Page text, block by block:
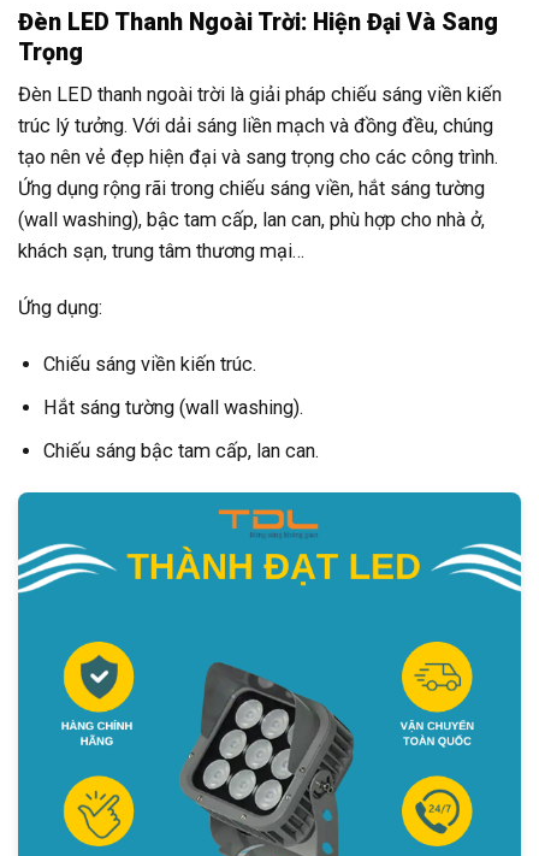
Đèn LED Thanh Ngoài Trời: Hiện Đại Và Sang
Trọng
Đèn LED thanh ngoài trời là giải pháp chiếu sáng viền kiến
trúc lý tưởng. Với dải sáng liền mạch và đồng đều, chúng
tạo nên vẻ đẹp hiện đại và sang trọng cho các công trình.
Ứng dụng rộng rãi trong chiếu sáng viền, hắt sáng tường
(wall washing), bậc tam cấp, lan can, phù hợp cho nhà ở,
khách sạn, trung tâm thương mại…
Ứng dụng:
Chiếu sáng viền kiến trúc.
Hắt sáng tường (wall washing).
Chiếu sáng bậc tam cấp, lan can.